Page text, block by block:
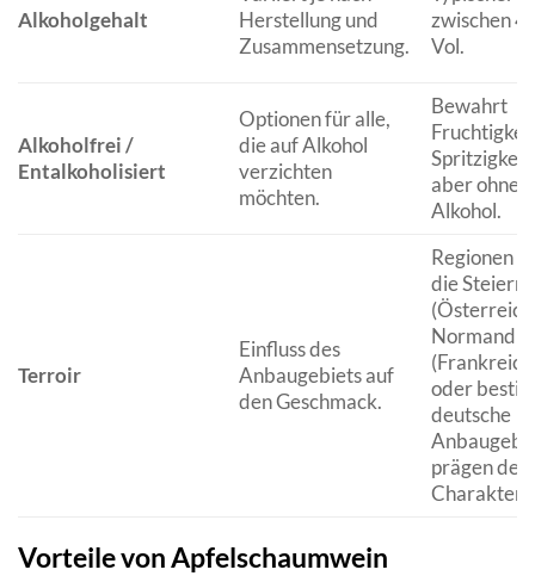
Alkoholgehalt
Herstellung und
Zusammensetzung.
zwischen
Vol.
Alkoholfrei /
Entalkoholisiert
Optionen für alle,
die auf Alkohol
verzichten
möchten.
Bewahrt
Spritzigkeit,
aber ohne
Alkohol.
Terroir
Einfluss des
Anbaugebiets auf
den Geschmack.
Regionen
die
Normandie
oder
deutsche
prägen den
Charakter.
Vorteile von Apfelschaumwein